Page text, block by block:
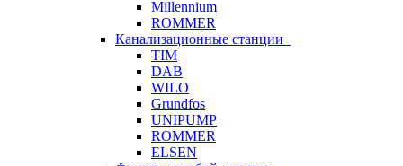
Millennium
ROMMER
Канализационные станции
TIM
DAB
WILO
Grundfos
UNIPUMP
ROMMER
ELSEN